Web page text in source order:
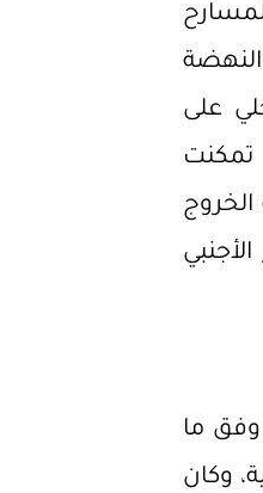
المحلي على
تمكنت
وفق ما
، وكان